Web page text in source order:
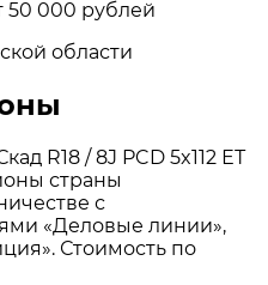
50 000 рублей
области
R18 / 8J PCD 5x112 ЕТ
страны
с
«Деловые линии»,
Стоимость по